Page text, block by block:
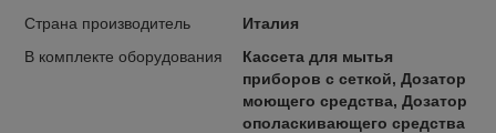
Страна производитель
Италия
В комплекте оборудования
Кассета для мытья
приборов с сеткой, Дозатор
моющего средства, Дозатор
ополаскивающего средства